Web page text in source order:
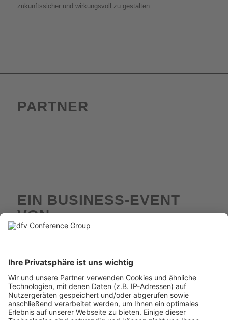
zukunftssicher und wirkungsvoll zu gestalten.
PARTNER
EIN BUSINESS-EVENT
VON